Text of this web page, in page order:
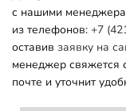
с нашими
из телефонов: +7
оставив заявку на
менеджер свяжется
почте и уточнит